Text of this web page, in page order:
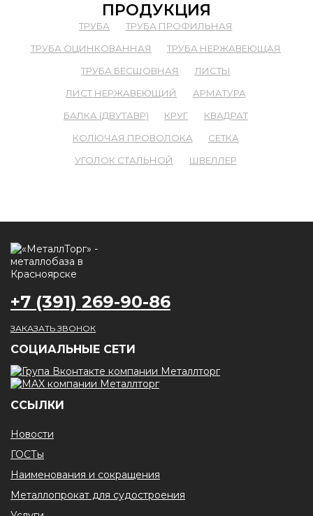
ПРОДУКЦИЯ
ТРУБА
ТРУБА ПРОФИЛЬНАЯ
ТРУБА ОЦИНКОВАННАЯ
ТРУБА НЕРЖАВЕЮЩАЯ
ТРУБА БЕСШОВНАЯ
ЛИСТЫ
ЛИСТ НЕРЖАВЕЮЩИЙ
АРМАТУРА
БАЛКА (ДВУТАВР)
КРУГ
КВАДРАТ
КОЛЮЧАЯ ПРОВОЛОКА
СЕТКА
УГОЛОК СТАЛЬНОЙ
ШВЕЛЛЕР
+7 (391) 269-90-86
ЗАКАЗАТЬ ЗВОНОК
CОЦИАЛЬНЫЕ СЕТИ
ССЫЛКИ
Новости
ГОСТы
Наименования и сокращения
Металлопрокат для судостроения